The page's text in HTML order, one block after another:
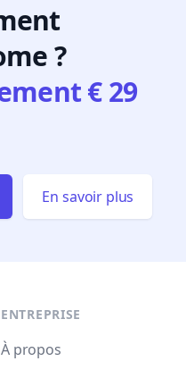
?
€ 29
En savoir plus
ENTREPRISE
À propos